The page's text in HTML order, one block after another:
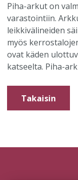
Piha-arkut on
varastointiin.
leikkivälineiden
myös
ovat käden
katseelta. Piha-
Takaisin